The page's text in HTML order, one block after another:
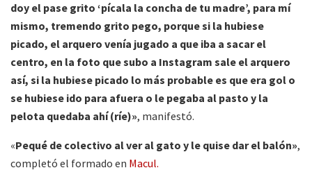
doy el pase grito ‘pícala la concha de tu madre’, para mí
mismo, tremendo grito pego, porque si la hubiese
picado, el arquero venía jugado a que iba a sacar el
centro, en la foto que subo a Instagram sale el arquero
así, si la hubiese picado lo más probable es que era gol o
se hubiese ido para afuera o le pegaba al pasto y la
pelota quedaba ahí (ríe)», manifestó.
«Pequé de colectivo al ver al gato y le quise dar el balón»,
completó el formado en Macul.